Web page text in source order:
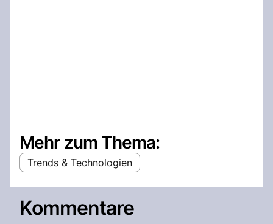
Mehr zum Thema:
Trends & Technologien
Kommentare